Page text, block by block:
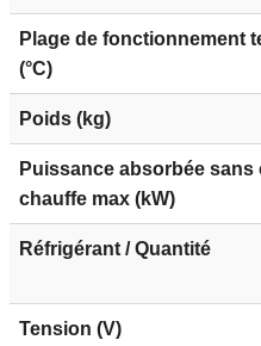
Plage de fonctionnement
(°C)
Poids (kg)
Puissance absorbée sans
chauffe max (kW)
Réfrigérant / Quantité
Tension (V)